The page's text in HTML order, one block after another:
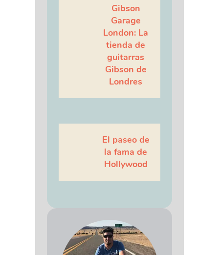
Gibson
Garage
London: La
tienda de
guitarras
Gibson de
Londres
El paseo de
la fama de
Hollywood